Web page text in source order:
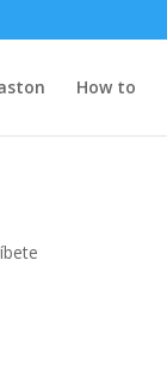
How to